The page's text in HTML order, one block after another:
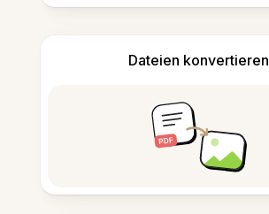
Dateien konvertieren